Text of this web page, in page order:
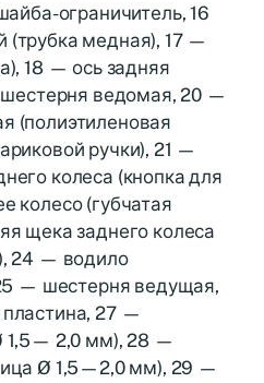
ограничитель, 16
медная), 17 —
18 — ось задняя
ведомая, 20 —
(полиэтиленовая
ручки), 21 —
колеса (кнопка для
колесо (губчатая
щека заднего колеса
24 — водило
— шестерня ведущая,
27 —
1,5— 2,0 мм), 28 —
Ø 1,5—2,0 мм), 29 —